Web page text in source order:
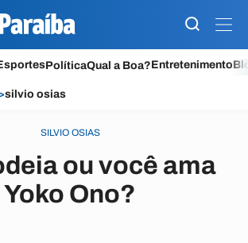
PolíticaQual a Boa?Entretenimento
silvio osias
SILVIO OSIAS
ou você ama
Yoko Ono?